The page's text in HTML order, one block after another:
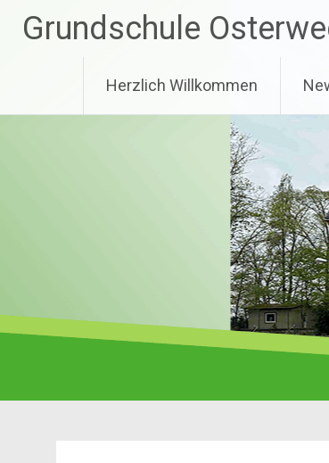
InhaltGrundschule
Herzlich Willkommen